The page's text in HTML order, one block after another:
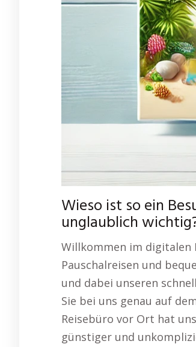
Wieso ist so ein
unglaublich
Willkommen im digitalen
Pauschalreisen und
und dabei unseren
Sie bei uns genau auf
Reisebüro vor Ort hat
günstiger und